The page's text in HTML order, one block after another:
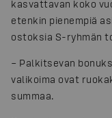
kasvattavan koko
etenkin pienempiä
ostoksia S-ryhmän
– Palkitsevan
valikoima ovat
summaa.